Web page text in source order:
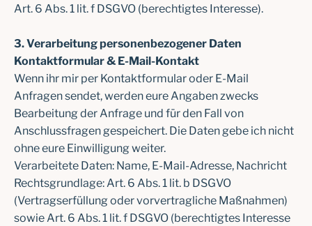
Art. 6 Abs. 1 lit. f DSGVO (berechtigtes Interesse).
3. Verarbeitung personenbezogener Daten
Kontaktformular & E-Mail-Kontakt
Wenn ihr mir per Kontaktformular oder E-Mail
Anfragen sendet, werden eure Angaben zwecks
Bearbeitung der Anfrage und für den Fall von
Anschlussfragen gespeichert. Die Daten gebe ich nicht
ohne eure Einwilligung weiter.
Verarbeitete Daten: Name, E-Mail-Adresse, Nachricht
Rechtsgrundlage: Art. 6 Abs. 1 lit. b DSGVO
(Vertragserfüllung oder vorvertragliche Maßnahmen)
sowie Art. 6 Abs. 1 lit. f DSGVO (berechtigtes Interesse